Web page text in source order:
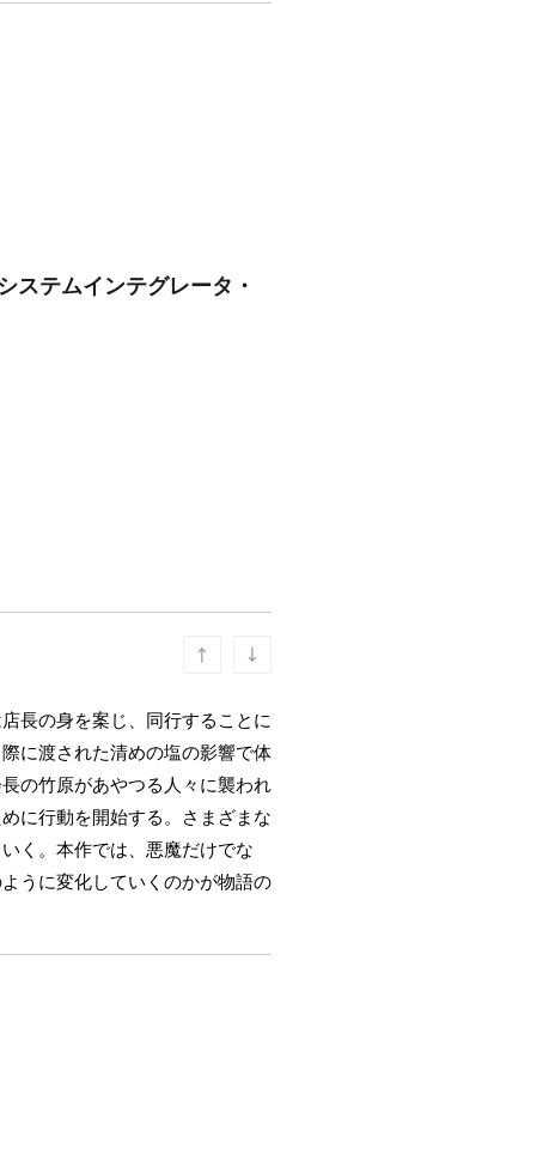
ステムインテグレータ・
長の身を案じ、同行することに
に渡された清めの塩の影響で体
の竹原があやつる人々に襲われ
に行動を開始する。さまざまな
く。本作では、悪魔だけでな
うに変化していくのかが物語の